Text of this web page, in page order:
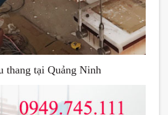
thang tại Quảng Ninh